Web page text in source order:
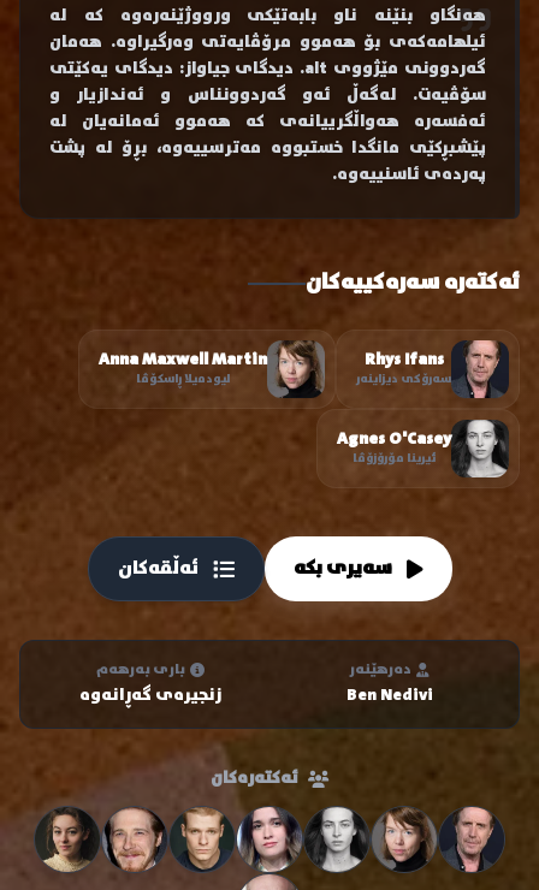
هەنگاو بنێنە ناو بابەتێکی ورووژێنەرەوە کە لە
ئیلهامەکەی بۆ هەموو مرۆڤایەتی وەرگیراوە. هەمان
گەردوونی مێژووی alt. دیدگای جیاواز: دیدگای یەکێتی
سۆڤیەت. لەگەڵ ئەو گەردوونناس و ئەندازیار و
ئەفسەرە هەواڵگرییانەی کە هەموو ئەمانەیان لە
پێشبڕکێی مانگدا خستبووە مەترسییەوە، بڕۆ لە پشت
پەردەی ئاسنییەوە.
ئەکتەرە سەرەکییەکان
Rhys Ifans
سەرۆکی دیزاینەر
Anna Maxwell Martin
لیودمیلا ڕاسکۆڤا
Agnes O'Casey
ئیرینا مۆرۆزۆڤا
سەیری بکە ئەڵقەکان
دەرهێنەر
Ben Nedivi
باری بەرهەم
زنجیرەی گەڕانەوە
ئەکتەرەکان